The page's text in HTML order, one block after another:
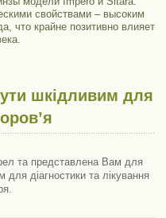
свойствами – высоким
что крайне позитивно влияет
шкідливим для
та представлена ​​Вам для
діагностики та лікування